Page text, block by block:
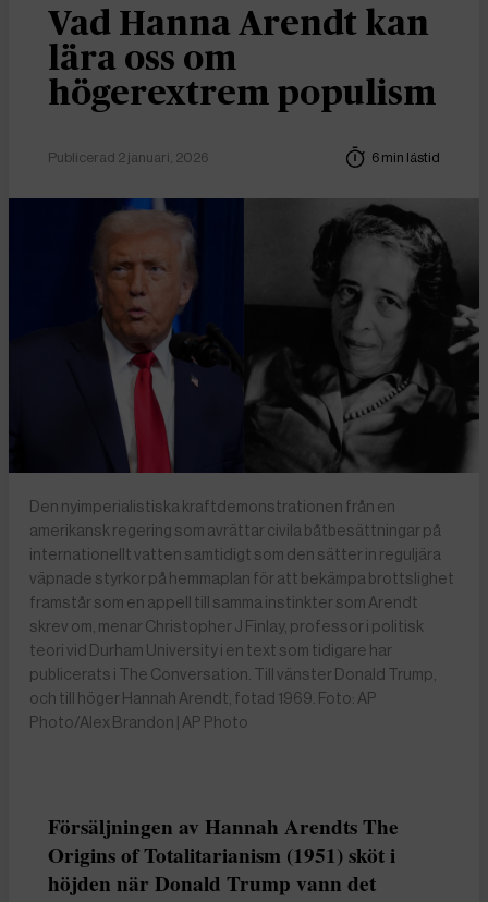
Vad Hanna Arendt kan
lära oss om
högerextrem populism
Publicerad 2 januari, 2026 6 min lästid
Den nyimperialistiska kraftdemonstrationen från en
amerikansk regering som avrättar civila båtbesättningar på
internationellt vatten samtidigt som den sätter in reguljära
väpnade styrkor på hemmaplan för att bekämpa brottslighet
framstår som en appell till samma instinkter som Arendt
skrev om, menar Christopher J Finlay, professor i politisk
teori vid Durham University i en text som tidigare har
publicerats i The Conversation. Till vänster Donald Trump,
och till höger Hannah Arendt, fotad 1969. Foto: AP
Photo/Alex Brandon | AP Photo
Försäljningen av Hannah Arendts The
Origins of Totalitarianism (1951) sköt i
höjden när Donald Trump vann det